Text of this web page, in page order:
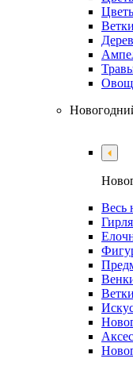
Ветки
Весь